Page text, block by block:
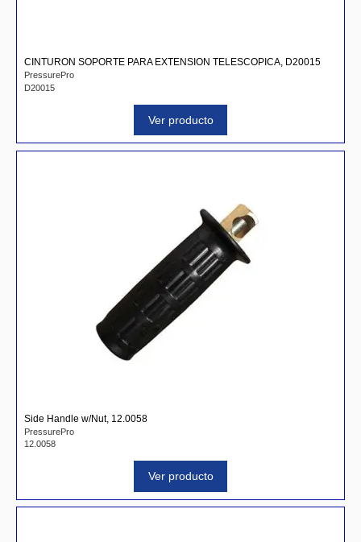
CINTURON SOPORTE PARA EXTENSION TELESCOPICA, D20015
PressurePro
D20015
Ver producto
Side Handle w/Nut, 12.0058
PressurePro
12.0058
Ver producto